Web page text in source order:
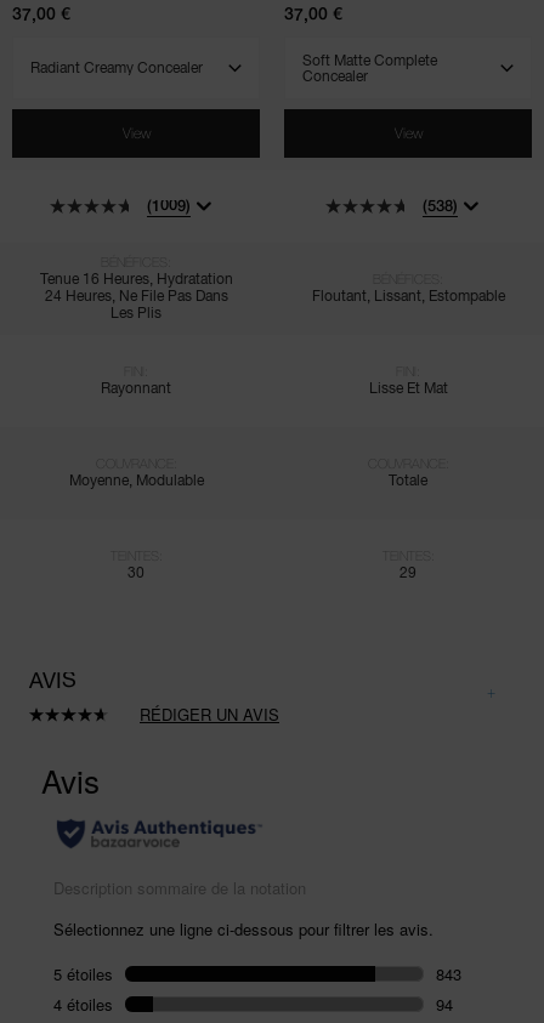
37,00 €
View
(1009)
Tenue 16 Heures, Hydratation
24 Heures, Ne File Pas Dans
Les Plis
Rayonnant
Moyenne, Modulable
30
37,00 €
View
(538)
Floutant, Lissant, Estompable
Lisse Et Mat
Totale
29
AVIS
RÉDIGER UN AVIS